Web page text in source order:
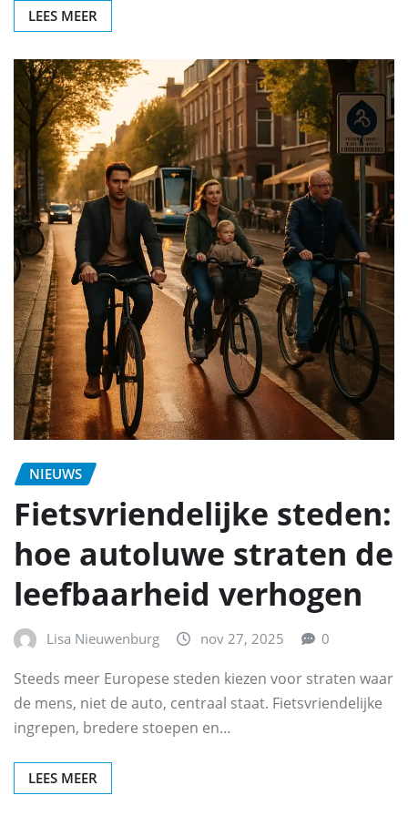
LEES MEER
NIEUWS
Fietsvriendelijke steden:
hoe autoluwe straten de
leefbaarheid verhogen
Lisa Nieuwenburg nov 27, 2025 0
Steeds meer Europese steden kiezen voor straten waar
de mens, niet de auto, centraal staat. Fietsvriendelijke
ingrepen, bredere stoepen en…
LEES MEER